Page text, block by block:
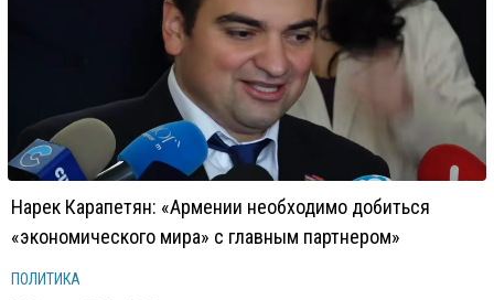
Нарек Карапетян: «Армении необходимо добиться
«экономического мира» с главным партнером»
ПОЛИТИКА